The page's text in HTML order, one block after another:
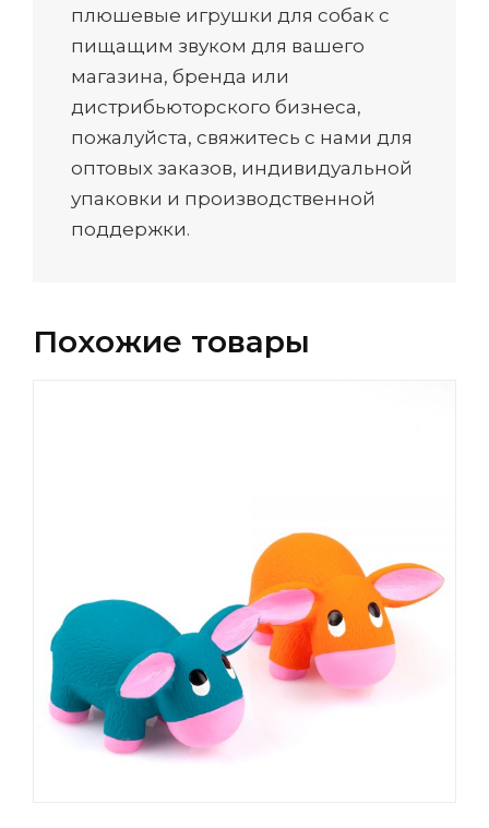
плюшевые игрушки для собак с
пищащим звуком для вашего
магазина, бренда или
дистрибьюторского бизнеса,
пожалуйста, свяжитесь с нами для
оптовых заказов, индивидуальной
упаковки и производственной
поддержки.
Похожие товары